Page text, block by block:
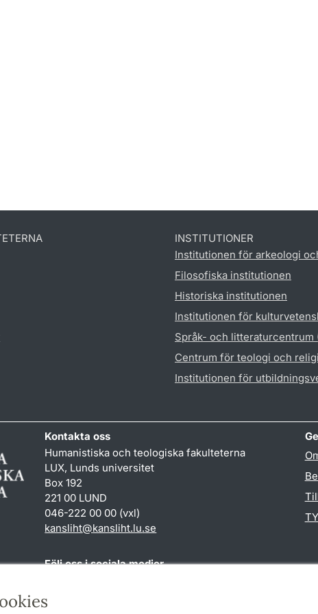
INSTITUTIONER
Institutionen för arkeologi
Filosofiska institutionen
Historiska institutionen
Institutionen för
Språk- och litteraturcentrum
Centrum för teologi och
Institutionen för
Kontakta oss
Humanistiska och teologiska fakulteterna
LUX, Lunds universitet
Box 192
221 00 LUND
046-222 00 00 (vxl)
kansliht@kansliht.lu.se
Följ oss i sociala medier